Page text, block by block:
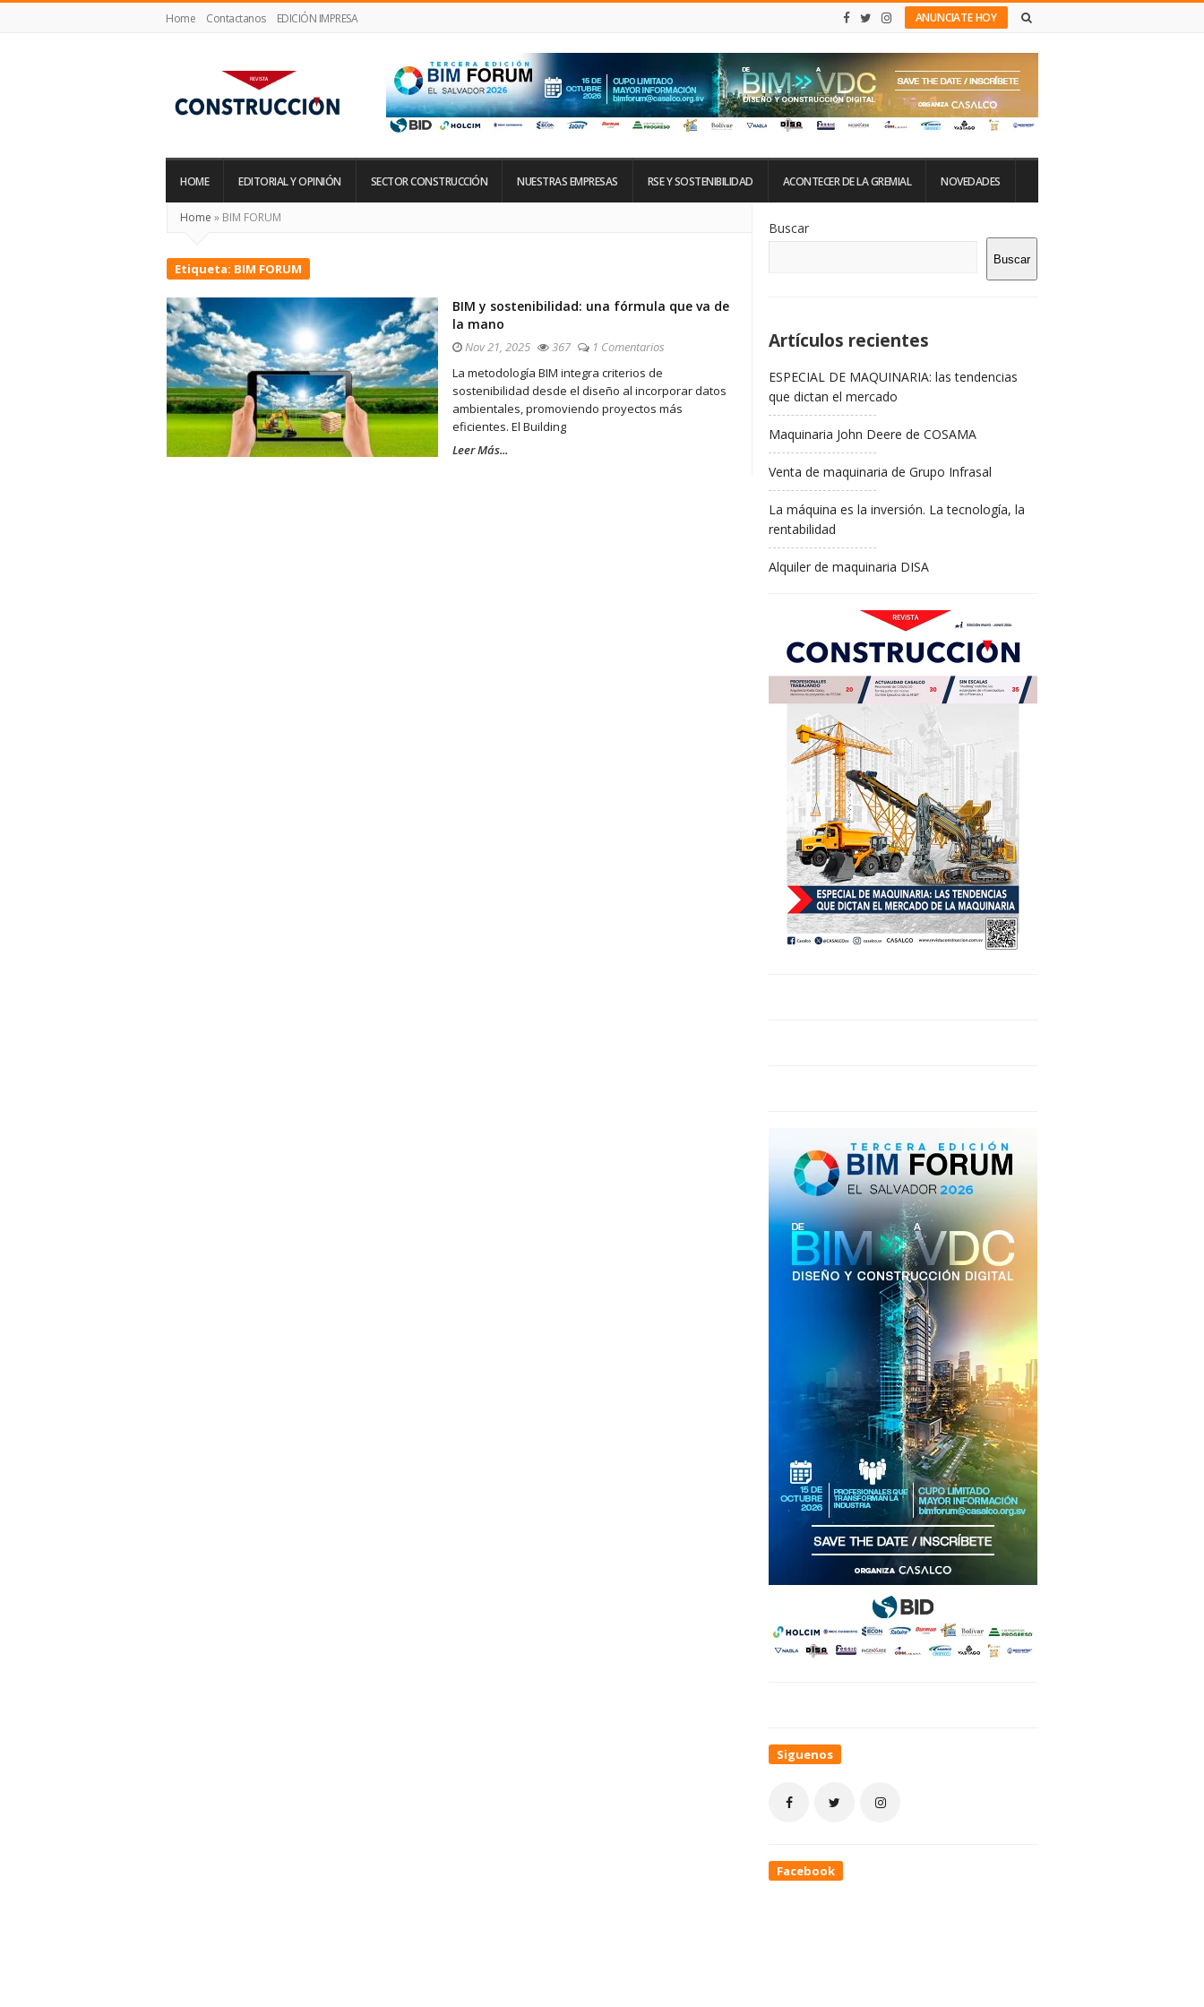
Home Contactanos EDICIÓN IMPRESA ANUNCIATE HOY
Construcción
HOME EDITORIAL Y OPINIÓN SECTOR CONSTRUCCIÓN NUESTRAS EMPRESAS RSE Y SOSTENIBILIDAD ACONTECER DE LA GREMIAL NOVEDADES
Home » BIM FORUM
Etiqueta: BIM FORUM
BIM y sostenibilidad: una fórmula que va de
la mano
Nov 21, 2025 367
1 Comentarios
La metodología BIM integra criterios de
sostenibilidad desde el diseño al incorporar datos
ambientales, promoviendo proyectos más
eficientes. El Building
Leer Más...
De
La
Buscar
Buscar
Artículos recientes
ESPECIAL DE MAQUINARIA: las tendencias
que dictan el mercado
Maquinaria John Deere de COSAMA
Venta de maquinaria de Grupo Infrasal
La máquina es la inversión. La tecnología, la
rentabilidad
Alquiler de maquinaria DISA
Siguenos
Facebook